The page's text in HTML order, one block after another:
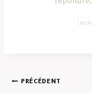
PRÉCÉDENT